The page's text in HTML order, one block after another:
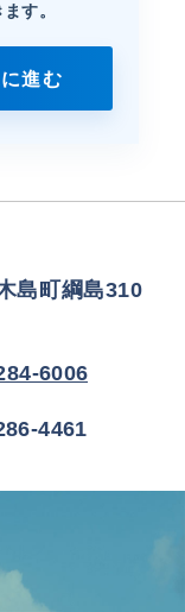
す。
進む
島町綱島310
6006
4461